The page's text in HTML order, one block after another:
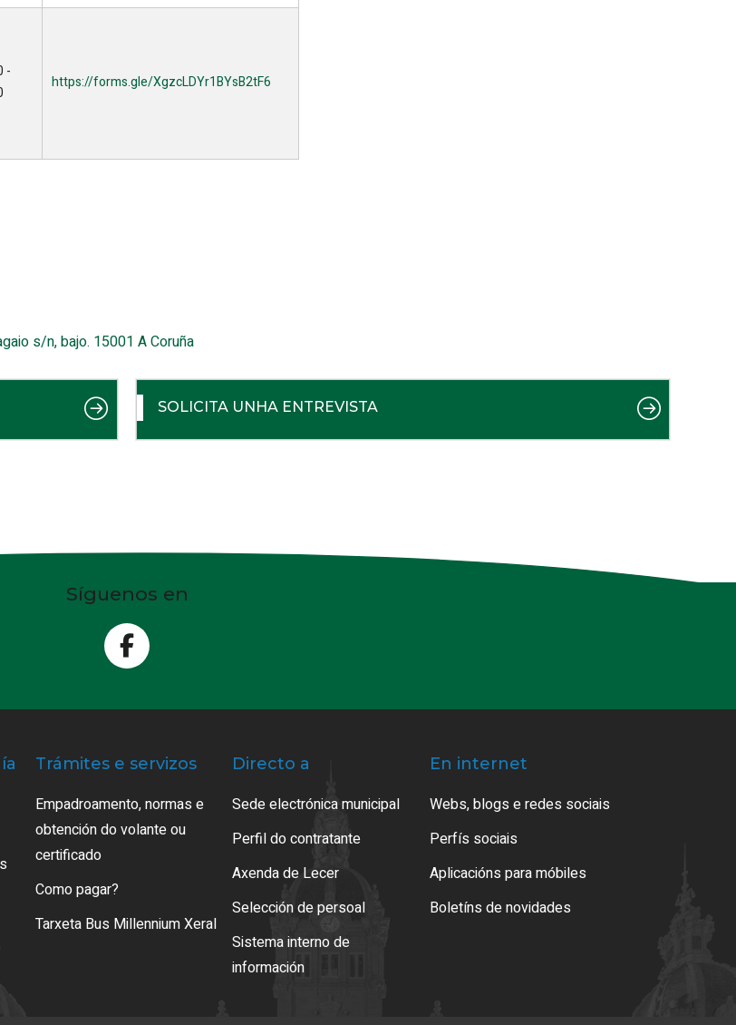
-
https://forms.gle/XgzcLDYr1BYsB2tF6
s/n, bajo. 15001 A Coruña
SOLICITA UNHA ENTREVISTA
Síguenos en
Trámites e servizos
Empadroamento, normas e
obtención do volante ou
certificado
Como pagar?
Tarxeta Bus Millennium Xeral
Directo a
Sede electrónica municipal
Perfil do contratante
Axenda de Lecer
Selección de persoal
Sistema interno de
información
En internet
Webs, blogs e redes sociais
Perfís sociais
Aplicacións para móbiles
Boletíns de novidades